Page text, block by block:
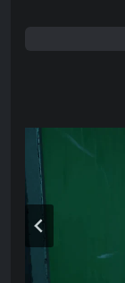
的动作序列
意义深远
量身定制